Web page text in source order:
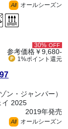
All オールシーズン
30% OFF
参考価格￥9,680-
1%ポイント 還元
ン・ジャンパー）
2025
2019年発売
All オールシーズン